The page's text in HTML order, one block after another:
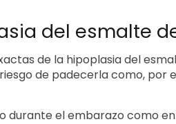
del esmalte
de la hipoplasia del
de padecerla como, por
durante el embarazo como